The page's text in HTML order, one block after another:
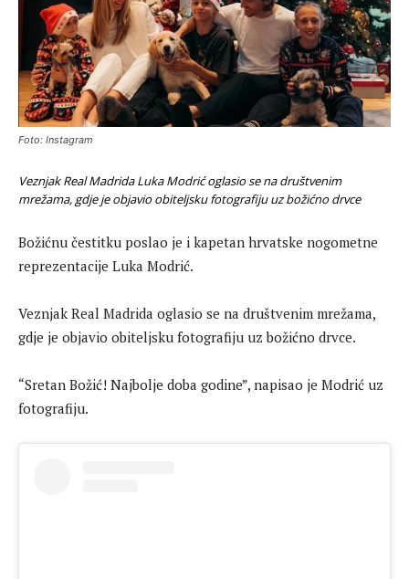
Foto: Instagram
Veznjak Real Madrida Luka Modrić oglasio se na društvenim
mrežama, gdje je objavio obiteljsku fotografiju uz božićno drvce
Božićnu čestitku poslao je i kapetan hrvatske nogometne
reprezentacije Luka Modrić.
Veznjak Real Madrida oglasio se na društvenim mrežama,
gdje je objavio obiteljsku fotografiju uz božićno drvce.
“Sretan Božić! Najbolje doba godine”, napisao je Modrić uz
fotografiju.